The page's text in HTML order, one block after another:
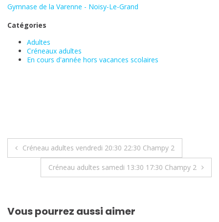
Gymnase de la Varenne - Noisy-Le-Grand
Catégories
Adultes
Créneaux adultes
En cours d'année hors vacances scolaires
Navigation
Créneau adultes vendredi 20:30 22:30 Champy 2
Créneau adultes samedi 13:30 17:30 Champy 2
Vous pourrez aussi aimer